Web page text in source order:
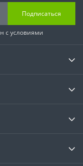
Подписаться
с условиями